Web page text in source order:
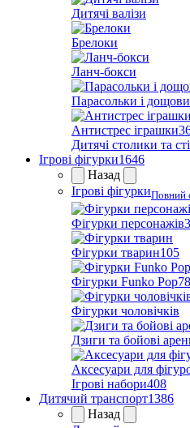
Дитячі валізи
Брелоки
Ланч-бокси
Парасольки і
Антистрес іграшки
Дитячі столики та
Ігрові фігурки1646
Назад
Ігрові фігуркиПовний
Фігурки персонажів
Фігурки тварин105
Фігурки Funko Pop
Фігурки чоловічків
Дзиги та бойові
Аксесуари для
Ігрові набори408
Дитячий транспорт1386
Назад